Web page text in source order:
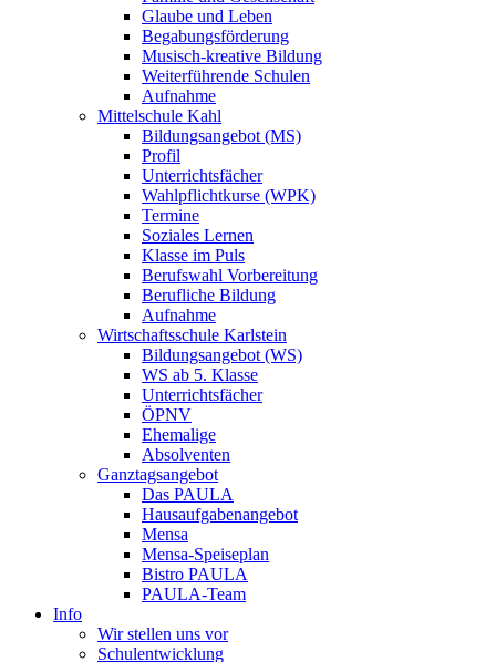
Glaube und Leben
Begabungsförderung
Musisch-kreative Bildung
Weiterführende Schulen
Aufnahme
Mittelschule Kahl
Bildungsangebot (MS)
Profil
Unterrichtsfächer
Wahlpflichtkurse (WPK)
Termine
Soziales Lernen
Klasse im Puls
Berufswahl Vorbereitung
Berufliche Bildung
Aufnahme
Wirtschaftsschule Karlstein
Bildungsangebot (WS)
WS ab 5. Klasse
Unterrichtsfächer
ÖPNV
Ehemalige
Absolventen
Ganztagsangebot
Das PAULA
Hausaufgabenangebot
Mensa
Mensa-Speiseplan
Bistro PAULA
PAULA-Team
Info
Wir stellen uns vor
Schulentwicklung